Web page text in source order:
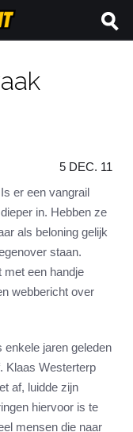
5 DEC. 11
er een vangrail
in. Hebben ze
als beloning gelijk
staan.
met een handje
webbericht over
jaren geleden
Klaas Westerterp
af, luidde zijn
hiervoor is te
mensen die naar